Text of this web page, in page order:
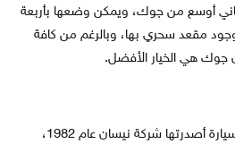
أوسع من جوك، ويمكن وضعها بأربعة
مقعد سحري بها، وبالرغم من كافة
جوك هي الخيار الأفضل.
سيارة نيسان سنترا هي عبارة سيارة أصدرتها شركة نيسان عام 1982،